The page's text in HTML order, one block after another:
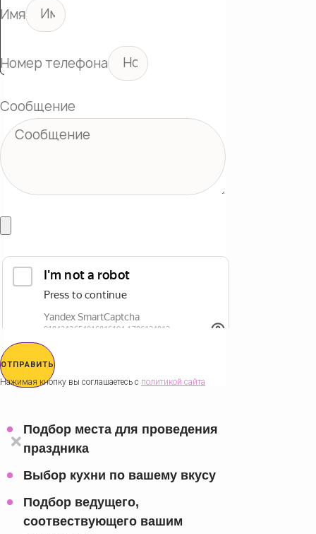
Имя
Номер телефона
Сообщение
ОТПРАВИТЬ
Нажимая кнопку вы соглашаетесь с политикой сайта
Подбор места для проведения
праздника
Выбор кухни по вашему вкусу
Подбор ведущего,
соотвествующего вашим